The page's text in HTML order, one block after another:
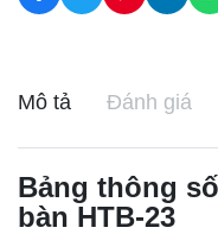
Mô tả Đánh giá
Bảng thông
bàn HTB-23